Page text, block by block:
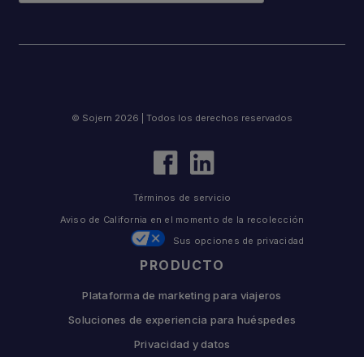
PRODUCTO
Plataforma de marketing para viajeros
Soluciones de experiencia para huéspedes
Privacidad y datos
© Sojern 2026 | Todos los derechos reservados
Términos de servicio
Aviso de California en el momento de la recolección
Sus opciones de privacidad